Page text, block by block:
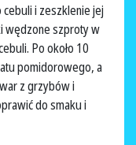
i zeszklenie jej
wędzone szproty w
Po około 10
pomidorowego, a
z grzybów i
do smaku i